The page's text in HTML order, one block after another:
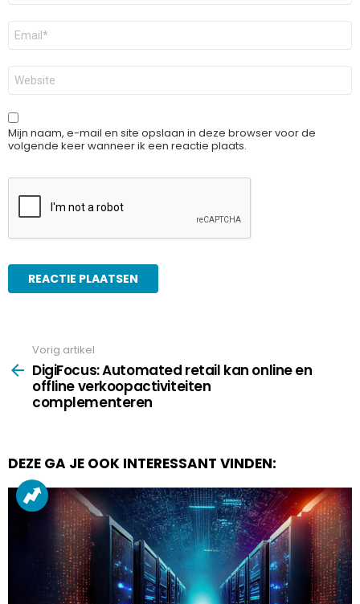
E-
mail
*
Site
Mijn naam, e-mail en site opslaan in deze browser voor de
volgende keer wanneer ik een reactie plaats.
more
Vorig artikel
DigiFocus: Automated retail kan online en
offline verkoopactiviteiten
complementeren
DEZE GA JE OOK INTERESSANT VINDEN: